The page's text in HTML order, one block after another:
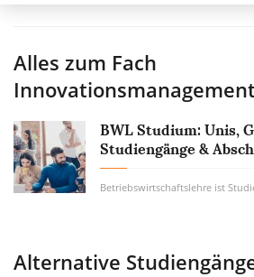
Alles zum Fach
Innovationsmanagement
BWL Studium: Unis,
Studiengänge &
Alternative